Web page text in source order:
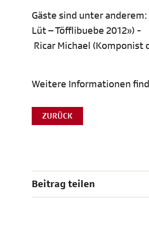
Gäste sind unter
Lüt – Töfflibuebe 2012») -
Ricar Michael (Komponist
Weitere Informationen
ZURÜCK
Beitrag teilen